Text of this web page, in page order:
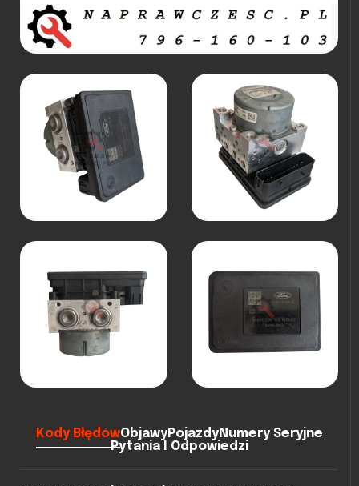
Kody BłędówObjawyPojazdyNumery Seryjne
Pytania I Odpowiedzi